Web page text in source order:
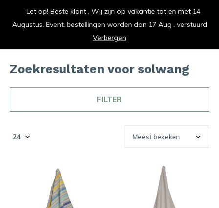
vrolijk je keuken op
Zoekresultaten voor solwang
FILTER
Let op! Beste klant , Wij zijn op vakantie tot en met 14
Augustus. Event. bestellingen worden dan 17 Aug . verstuurd
Verbergen